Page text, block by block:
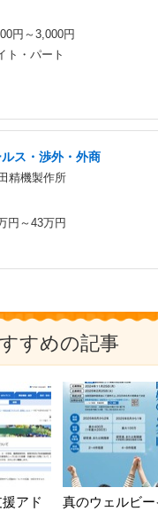
円～3,000円
ト・パート
ス・渉外・外商
精機製作所
円～43万円
すめの記事
アド
真のウェルビ